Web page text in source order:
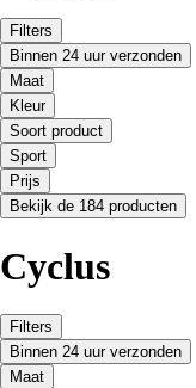
Filters
Binnen 24 uur verzonden
Maat
Kleur
Soort product
Sport
Prijs
Bekijk de 184 producten
Cyclus
Filters
Binnen 24 uur verzonden
Maat